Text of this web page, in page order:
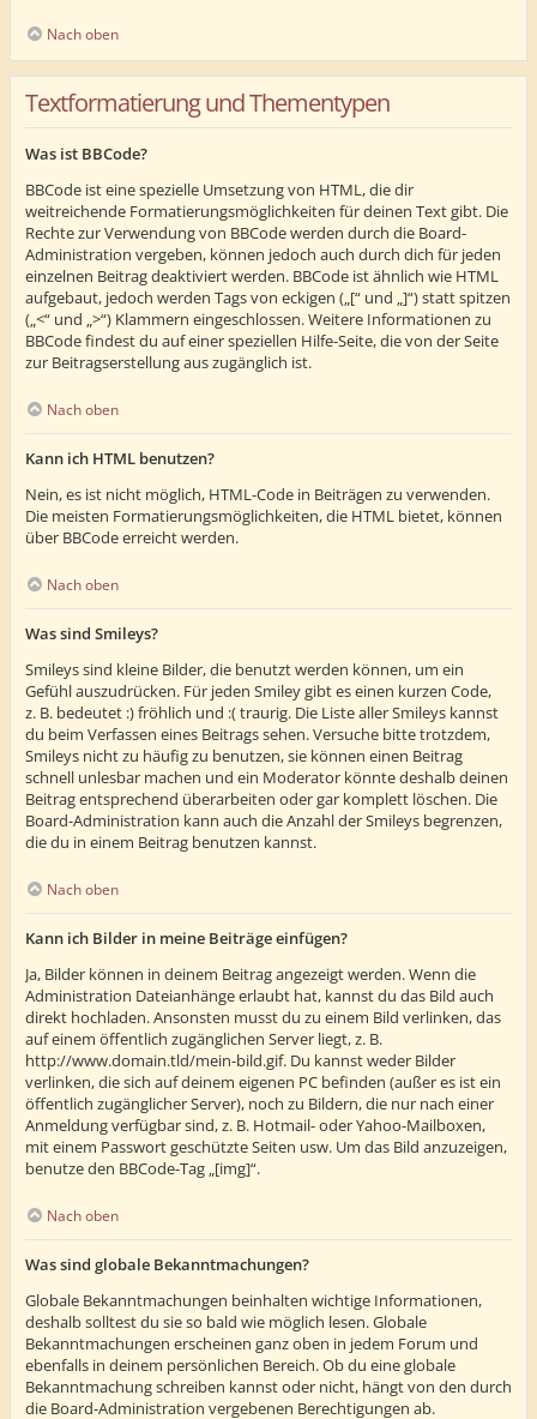
Nach oben
Textformatierung und Thementypen
Was ist BBCode?
BBCode ist eine spezielle Umsetzung von HTML, die dir
weitreichende Formatierungsmöglichkeiten für deinen Text gibt. Die
Rechte zur Verwendung von BBCode werden durch die Board-
Administration vergeben, können jedoch auch durch dich für jeden
einzelnen Beitrag deaktiviert werden. BBCode ist ähnlich wie HTML
aufgebaut, jedoch werden Tags von eckigen („[“ und „]“) statt spitzen
(„<“ und „>“) Klammern eingeschlossen. Weitere Informationen zu
BBCode findest du auf einer speziellen Hilfe-Seite, die von der Seite
zur Beitragserstellung aus zugänglich ist.
Nach oben
Kann ich HTML benutzen?
Nein, es ist nicht möglich, HTML-Code in Beiträgen zu verwenden.
Die meisten Formatierungsmöglichkeiten, die HTML bietet, können
über BBCode erreicht werden.
Nach oben
Was sind Smileys?
Smileys sind kleine Bilder, die benutzt werden können, um ein
Gefühl auszudrücken. Für jeden Smiley gibt es einen kurzen Code,
z. B. bedeutet :) fröhlich und :( traurig. Die Liste aller Smileys kannst
du beim Verfassen eines Beitrags sehen. Versuche bitte trotzdem,
Smileys nicht zu häufig zu benutzen, sie können einen Beitrag
schnell unlesbar machen und ein Moderator könnte deshalb deinen
Beitrag entsprechend überarbeiten oder gar komplett löschen. Die
Board-Administration kann auch die Anzahl der Smileys begrenzen,
die du in einem Beitrag benutzen kannst.
Nach oben
Kann ich Bilder in meine Beiträge einfügen?
Ja, Bilder können in deinem Beitrag angezeigt werden. Wenn die
Administration Dateianhänge erlaubt hat, kannst du das Bild auch
direkt hochladen. Ansonsten musst du zu einem Bild verlinken, das
auf einem öffentlich zugänglichen Server liegt, z. B.
http://www.domain.tld/mein-bild.gif. Du kannst weder Bilder
verlinken, die sich auf deinem eigenen PC befinden (außer es ist ein
öffentlich zugänglicher Server), noch zu Bildern, die nur nach einer
Anmeldung verfügbar sind, z. B. Hotmail- oder Yahoo-Mailboxen,
mit einem Passwort geschützte Seiten usw. Um das Bild anzuzeigen,
benutze den BBCode-Tag „[img]“.
Nach oben
Was sind globale Bekanntmachungen?
Globale Bekanntmachungen beinhalten wichtige Informationen,
deshalb solltest du sie so bald wie möglich lesen. Globale
Bekanntmachungen erscheinen ganz oben in jedem Forum und
ebenfalls in deinem persönlichen Bereich. Ob du eine globale
Bekanntmachung schreiben kannst oder nicht, hängt von den durch
die Board-Administration vergebenen Berechtigungen ab.